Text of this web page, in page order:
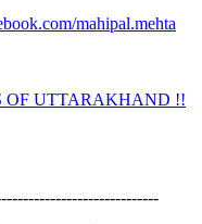
mahipal.mehta
OF UTTARAKHAND !!